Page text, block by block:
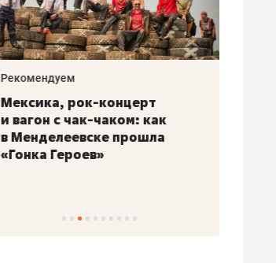
Рекомендуем
Мексика, рок-концерт
и вагон с чак-чаком: как
в Менделеевске прошла
«Гонка Героев»